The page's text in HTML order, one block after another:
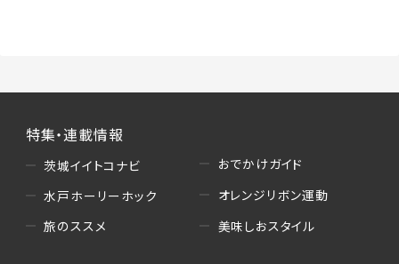
特集・連載情報
茨城イイトコナビ
水戸ホーリーホック
旅のススメ
おでかけガイド
オレンジリボン運動
美味しおスタイル